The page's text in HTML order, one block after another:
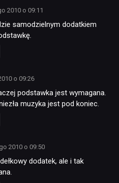
2010 o 09:11
samodzielnym dodatkiem
o 09:26
podstawka jest wymagana.
muzyka jest pod koniec.
2010 o 09:50
dodatek, ale i tak